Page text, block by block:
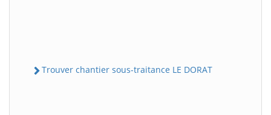
Trouver chantier sous-traitance LE DORAT